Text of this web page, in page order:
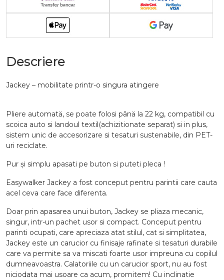
Descriere
Jackey – mobilitate printr-o singura atingere
Pliere automată, se poate folosi până la 22 kg, compatibil cu
scoica auto si landoul textil(achizitionate separat) si in plus,
sistem unic de accesorizare si tesaturi sustenabile, din PET-
uri reciclate.
Pur și simplu apasati pe buton si puteti pleca !
Easywalker Jackey a fost conceput pentru parintii care cauta
acel ceva care face diferenta.
Doar prin apasarea unui buton, Jackey se pliaza mecanic,
singur, intr-un pachet usor si compact. Conceput pentru
parinti ocupati, care apreciaza atat stilul, cat si simplitatea,
Jackey este un carucior cu finisaje rafinate si tesaturi durabile
care va permite sa va miscati foarte usor impreuna cu copilul
dumneavoastra. Calatoriile cu un carucior sport, nu au fost
niciodata mai usoare ca acum, promitem! Cu inclinatie